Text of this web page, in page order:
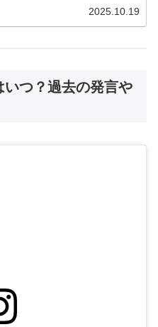
2025.10.19
つ？過去の発言や